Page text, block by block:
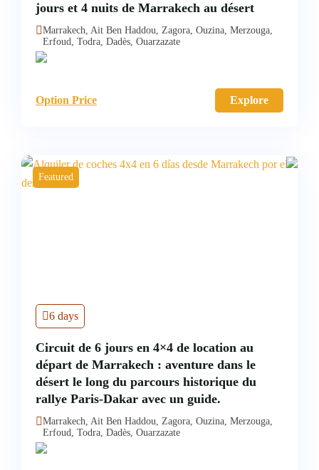
jours et 4 nuits de Marrakech au désert
Marrakech, Ait Ben Haddou, Zagora, Ouzina, Merzouga,
Erfoud, Todra, Dadès, Ouarzazate
Option Price Explore
Featured
6 days
Circuit de 6 jours en 4×4 de location au
départ de Marrakech : aventure dans le
désert le long du parcours historique du
rallye Paris-Dakar avec un guide.
Marrakech, Ait Ben Haddou, Zagora, Ouzina, Merzouga,
Erfoud, Todra, Dadès, Ouarzazate